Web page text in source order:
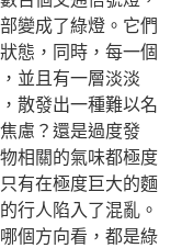
變成了綠燈。它們
態，同時，每一個
並且有一層淡淡
散發出一種難以名
慮？還是過度發
相關的氣味都極度
有在極度巨大的麵
行人陷入了混亂。
個方向看，都是綠